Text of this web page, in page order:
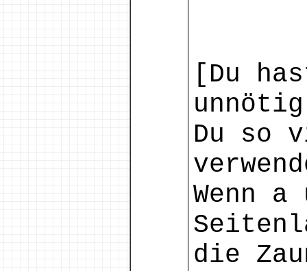
[Du
Du so
Wenn
die